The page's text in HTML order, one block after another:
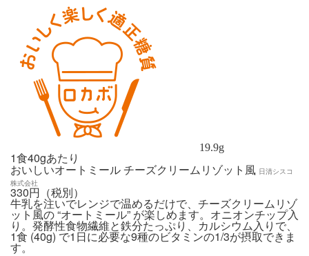
19.9g
1食40gあたり
おいしいオートミール チーズクリームリゾット風 日清シスコ
株式会社
330円（税別）
牛乳を注いでレンジで温めるだけで、チーズクリームリゾ
ット風の “オートミール” が楽しめます。オニオンチップ入
り。発酵性食物繊維と鉄分たっぷり、カルシウム入りで、
1食 (40g) で1日に必要な9種のビタミンの1/3が摂取できま
す。